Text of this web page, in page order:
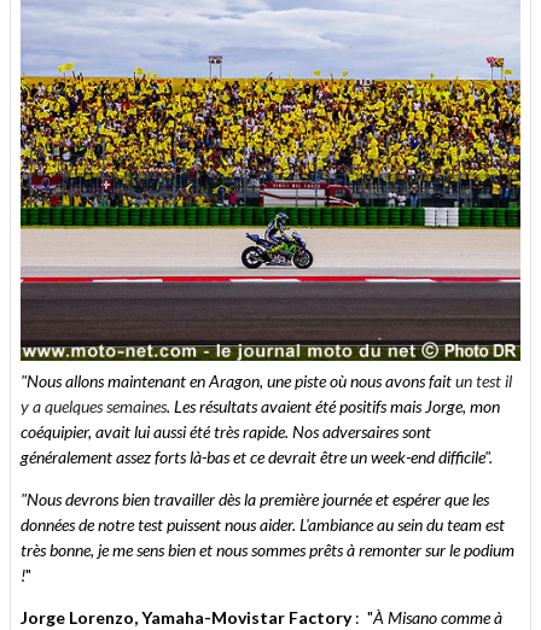
"Nous allons maintenant en Aragon, une piste où nous avons faitun test il
y a quelques semaines. Les résultats avaient été positifs mais Jorge, mon
coéquipier, avait lui aussi été très rapide. Nos adversaires sont
généralement assez forts là-bas et ce devrait être un week-end difficile".
"Nous devrons bien travailler dès la première journée et espérer que les
données de notre test puissent nous aider. L'ambiance au sein du team est
très bonne, je me sens bien et nous sommes prêts à remonter sur le podium
!"
Jorge Lorenzo, Yamaha-Movistar Factory: "À Misano comme à